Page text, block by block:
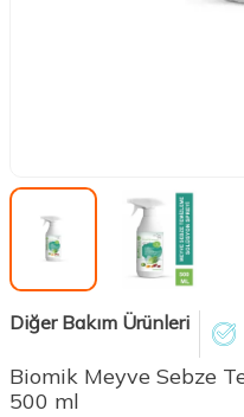
Diğer Bakım Ürünleri
Biomik Meyve Sebze
500 ml